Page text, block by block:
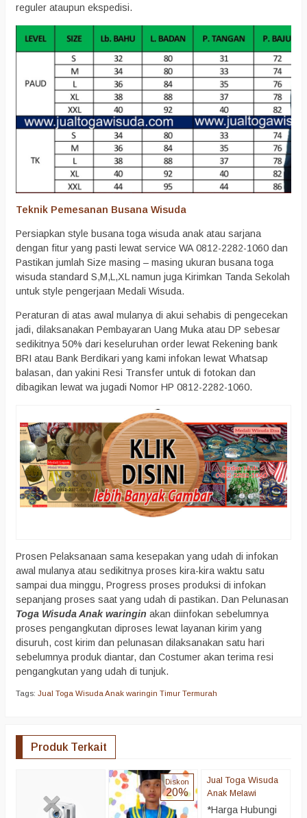
reguler ataupun ekspedisi.
Teknik Pemesanan Busana Wisuda
Persiapkan style busana toga wisuda anak atau sarjana
dengan fitur yang pasti lewat service WA 0812-2282-1060 dan
Pastikan jumlah Size masing – masing ukuran busana toga
wisuda standard S,M,L,XL namun juga Kirimkan Tanda Sekolah
untuk style pengerjaan Medali Wisuda.
Peraturan di atas awal mulanya di akui sehabis di pengecekan
jadi, dilaksanakan Pembayaran Uang Muka atau DP sebesar
sedikitnya 50% dari keseluruhan order lewat Rekening bank
BRI atau Bank Berdikari yang kami infokan lewat Whatsap
balasan, dan yakini Resi Transfer untuk di fotokan dan
dibagikan lewat wa jugadi Nomor HP 0812-2282-1060.
Prosen Pelaksanaan sama kesepakan yang udah di infokan
awal mulanya atau sedikitnya proses kira-kira waktu satu
sampai dua minggu, Progress proses produksi di infokan
sepanjang proses saat yang udah di pastikan. Dan Pelunasan
Toga Wisuda Anak waringin akan diinfokan sebelumnya
proses pengangkutan diproses lewat layanan kirim yang
disuruh, cost kirim dan pelunasan dilaksanakan satu hari
sebelumnya produk diantar, dan Costumer akan terima resi
pengangkutan yang udah di tunjuk.
Tags: Jual Toga Wisuda Anak waringin Timur Termurah
Produk Terkait
Diskon
20%
Jual Toga Wisuda
Anak Melawi
*Harga Hubungi